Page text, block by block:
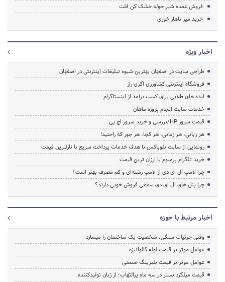
فروش عمده شیر حوله خشک کن فلت
خرید میز ناهار خوری
اخبار ویژه
طراحی سایت در اصفهان بهترین شیوه تبلیغات اینترنتی در اصفهان
فروشگاه اینترنتی کشاورزی اگری راز
ایده های طلایی برای کسب درآمد از اینستاگرام
خدمات سایت انجام پروژه ماهان
قیمت سرور HP/بررسی و خرید سرور اچ پی
هر زبانی، هر زمانی، هر کجا، هر جور که راحتید!
رونمایی از سایت بلوباکس با هدف خدمات پرداخت سریع با نازلترین قیمت
خرید تلگرام پرمیوم با ارزان ترین قیمت
چرا لامپ ال ای دی از لامپ رشته‌ای و کم مصرف بهتر است؟
چرا پنل های ال ای دی سقفی فروش خوبی دارند؟
اخبار مرتبط با حوزه
وقتی جزئیات سنگی، شخصیت یک ساختمان را میسازد
عوامل موثر بر قیمت لوله گالوانیزه
عوامل موثر بر قیمت بلبرینگ صنعتی
قیمت میلگرد بستر در سه ماه پرالتهاب؛ از زبان تولیدکننده